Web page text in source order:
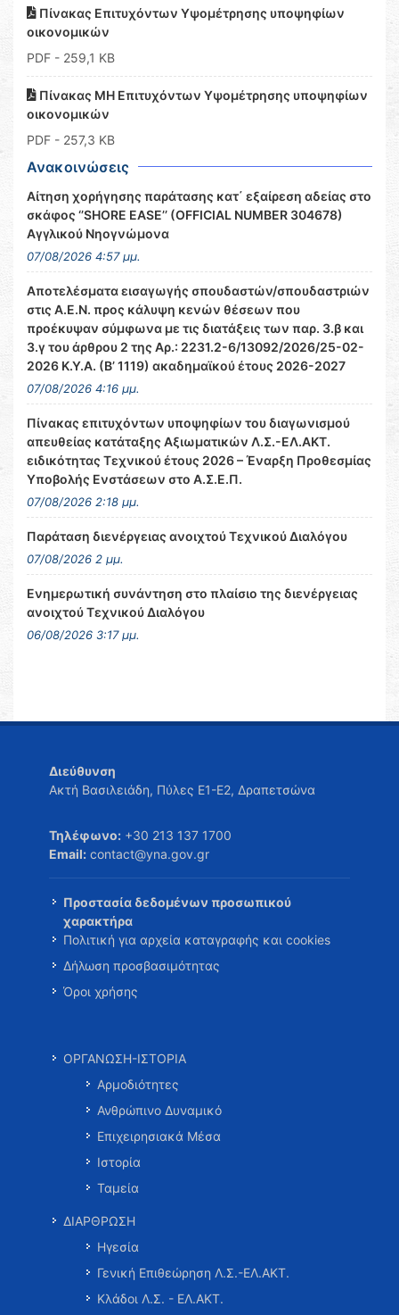
Πίνακας Επιτυχόντων Υψομέτρησης υποψηφίων
οικονομικών
PDF - 259,1 KB
Πίνακας MH Επιτυχόντων Υψομέτρησης υποψηφίων
οικονομικών
PDF - 257,3 KB
Ανακοινώσεις
Αίτηση χορήγησης παράτασης κατ΄ εξαίρεση αδείας στο
σκάφος ‘’SHORE EASE’’ (OFFICIAL NUMBER 304678)
Αγγλικού Νηογνώμονα
07/08/2026 4:57 μμ.
Αποτελέσματα εισαγωγής σπουδαστών/σπουδαστριών
στις Α.Ε.Ν. προς κάλυψη κενών θέσεων που
προέκυψαν σύμφωνα με τις διατάξεις των παρ. 3.β και
3.γ του άρθρου 2 της Αρ.: 2231.2-6/13092/2026/25-02-
2026 Κ.Υ.Α. (Β’ 1119) ακαδημαϊκού έτους 2026-2027
07/08/2026 4:16 μμ.
Πίνακας επιτυχόντων υποψηφίων του διαγωνισμού
απευθείας κατάταξης Αξιωματικών Λ.Σ.-ΕΛ.ΑΚΤ.
ειδικότητας Τεχνικού έτους 2026 – Έναρξη Προθεσμίας
Υποβολής Ενστάσεων στο Α.Σ.Ε.Π.
07/08/2026 2:18 μμ.
Παράταση διενέργειας ανοιχτού Τεχνικού Διαλόγου
07/08/2026 2 μμ.
Ενημερωτική συνάντηση στο πλαίσιο της διενέργειας
ανοιχτού Τεχνικού Διαλόγου
06/08/2026 3:17 μμ.
Διεύθυνση
Ακτή Βασιλειάδη, Πύλες Ε1-Ε2, Δραπετσώνα
Τηλέφωνο: +30 213 137 1700
Email: contact@yna.gov.gr
Προστασία δεδομένων προσωπικού
χαρακτήρα
Πολιτική για αρχεία καταγραφής και cookies
Δήλωση προσβασιμότητας
Όροι χρήσης
ΟΡΓΑΝΩΣΗ-ΙΣΤΟΡΙΑ
Αρμοδιότητες
Ανθρώπινο Δυναμικό
Επιχειρησιακά Μέσα
Ιστορία
Ταμεία
ΔΙΑΡΘΡΩΣΗ
Ηγεσία
Γενική Επιθεώρηση Λ.Σ.-ΕΛ.ΑΚΤ.
Κλάδοι Λ.Σ. - ΕΛ.ΑΚΤ.